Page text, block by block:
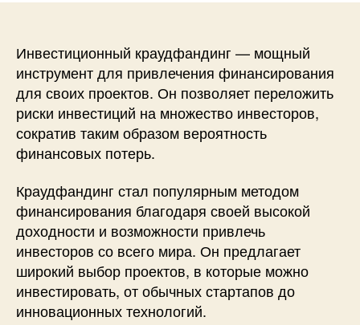
Инвестиционный краудфандинг — мощный
инструмент для привлечения финансирования
для своих проектов. Он позволяет переложить
риски инвестиций на множество инвесторов,
сократив таким образом вероятность
финансовых потерь.
Краудфандинг стал популярным методом
финансирования благодаря своей высокой
доходности и возможности привлечь
инвесторов со всего мира. Он предлагает
широкий выбор проектов, в которые можно
инвестировать, от обычных стартапов до
инновационных технологий.